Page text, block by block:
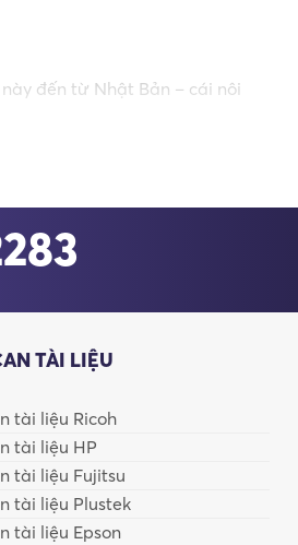
đến từ Nhật Bản – cái nôi
TÀI LIỆU
tài liệu Ricoh
tài liệu HP
tài liệu Fujitsu
tài liệu Plustek
tài liệu Epson